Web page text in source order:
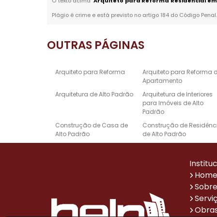
Plágio é crime e está previsto no artigo 184 do Código
OUTRAS PÁGINAS
Arquiteto para Reforma
Arquiteto para Reforma
Apartamento
Arquitetura de Alto Padrão
Arquitetura de Interiores
para Imóveis de Alto
Padrão
Construção de Casa de
Alto Padrão
Construção de
de Alto Padrão
Casas de Alto Padrão
Padrão
Reforma de Escritório
Sistema de Automação
Empresa de Reformas
Home